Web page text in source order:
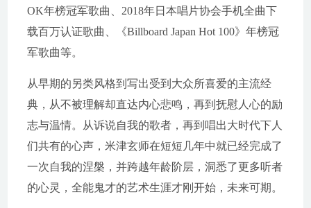
OK年榜冠军歌曲、2018年日本唱片协会手机全曲下
载百万认证歌曲、《Billboard Japan Hot 100》年榜冠
军歌曲等。
从早期的另类风格到写出受到大众所喜爱的主流经
典，从不被理解却直达内心悲鸣，再到抚慰人心的励
志与温情。从诉说自我的歌者，再到唱出大时代下人
们共有的心声，米津玄师在短短几年中就已经完成了
一次自我的涅槃，并跨越年龄阶层，洞悉了更多听者
的心灵，全能鬼才的艺术生涯才刚开始，未来可期。